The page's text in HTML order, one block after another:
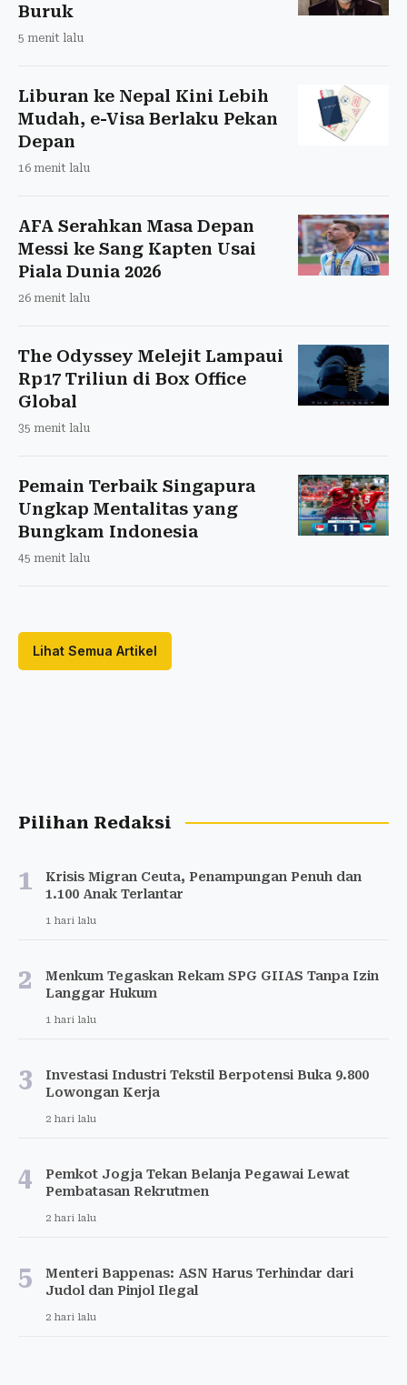
Buruk
5 menit lalu
Liburan ke Nepal Kini Lebih
Mudah, e-Visa Berlaku Pekan
Depan
16 menit lalu
AFA Serahkan Masa Depan
Messi ke Sang Kapten Usai
Piala Dunia 2026
26 menit lalu
The Odyssey Melejit Lampaui
Rp17 Triliun di Box Office
Global
35 menit lalu
Pemain Terbaik Singapura
Ungkap Mentalitas yang
Bungkam Indonesia
45 menit lalu
Lihat Semua Artikel
Pilihan Redaksi
1
Krisis Migran Ceuta, Penampungan Penuh dan
1.100 Anak Terlantar
1 hari lalu
2
Menkum Tegaskan Rekam SPG GIIAS Tanpa Izin
Langgar Hukum
1 hari lalu
3
Investasi Industri Tekstil Berpotensi Buka 9.800
Lowongan Kerja
2 hari lalu
4
Pemkot Jogja Tekan Belanja Pegawai Lewat
Pembatasan Rekrutmen
2 hari lalu
5
Menteri Bappenas: ASN Harus Terhindar dari
Judol dan Pinjol Ilegal
2 hari lalu